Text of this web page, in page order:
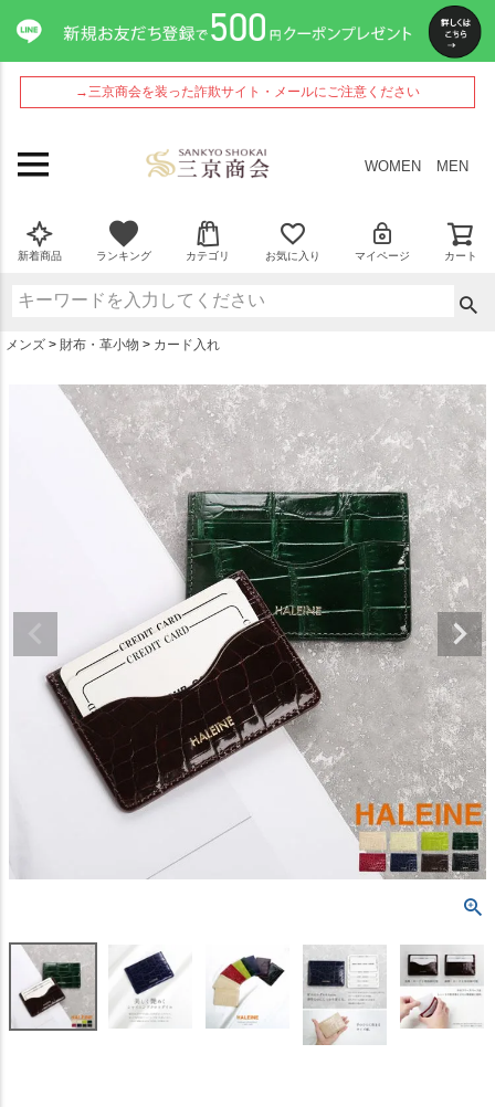
→三京商会を装った詐欺サイト・メールにご注意ください
WOMEN MEN
新着商品 ランキング カテゴリ お気に入り マイページ カート
メンズ 財布・革小物 カード入れ
ペー
ジト
ップ
へ